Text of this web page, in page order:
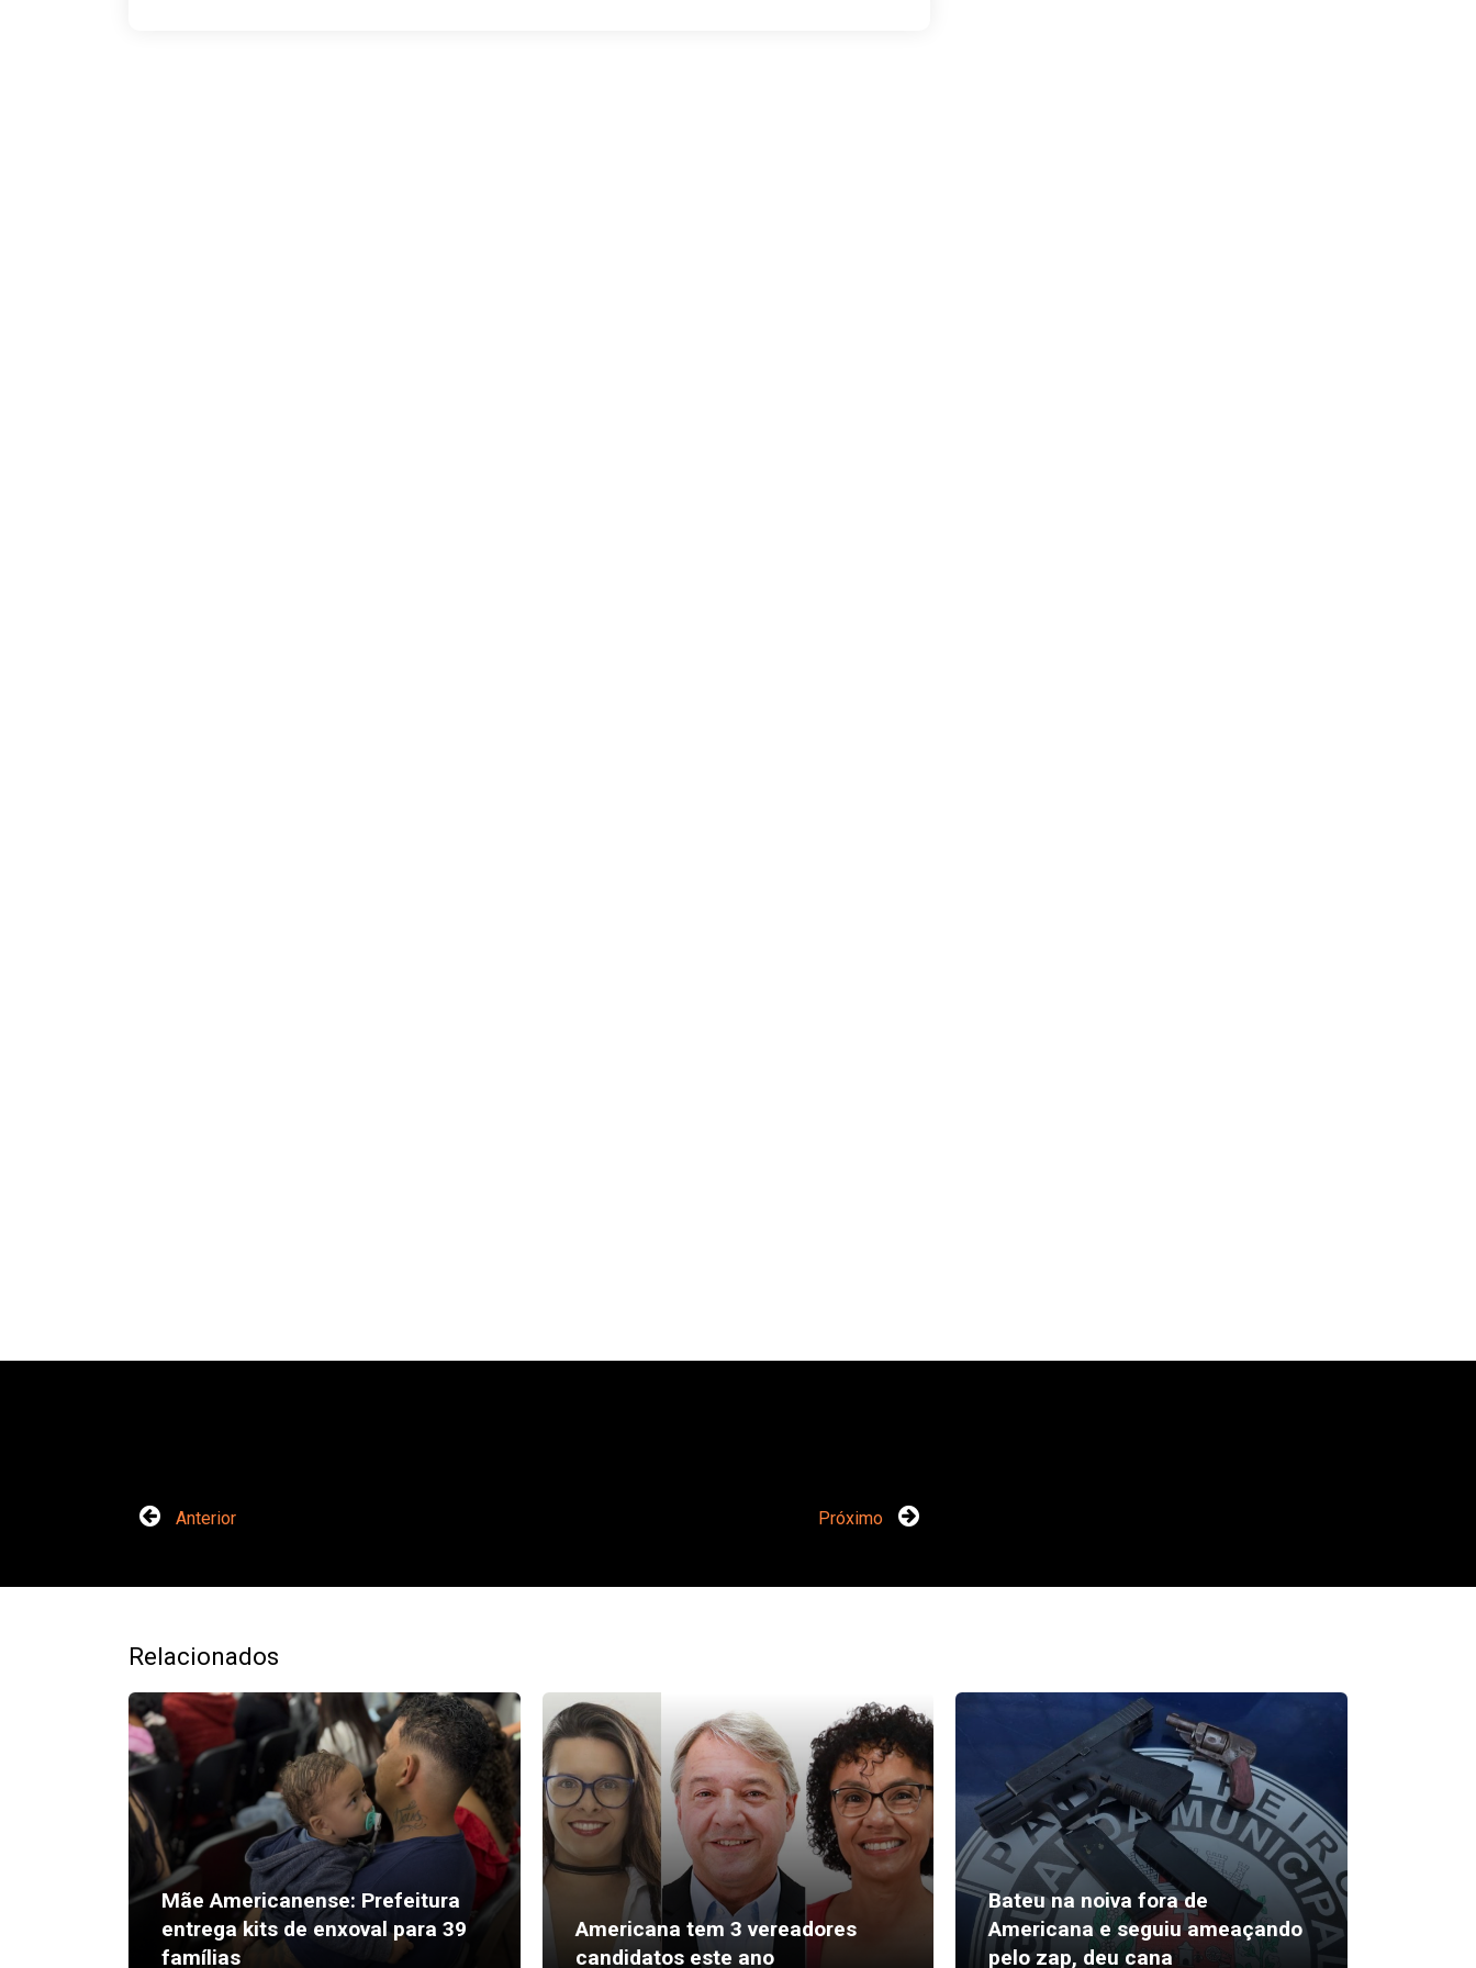
Anterior Próximo
Relacionados
Mãe Americanense: Prefeitura
entrega kits de enxoval para 39
famílias
Americana tem 3 vereadores
candidatos este ano
Bateu na noiva fora de
Americana e seguiu ameaçando
pelo zap, deu cana